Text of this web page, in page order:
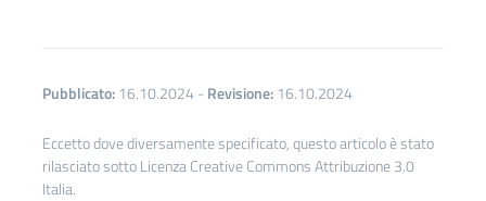
Pubblicato: 16.10.2024- Revisione: 16.10.2024
Eccetto dove diversamente specificato, questo articolo è stato
rilasciato sotto Licenza Creative Commons Attribuzione 3.0
Italia.